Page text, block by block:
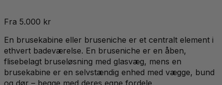
Fra 5.000 kr
En brusekabine eller bruseniche er et centralt element i
ethvert badeværelse. En bruseniche er en åben,
flisebelagt bruseløsning med glasvæg, mens en
brusekabine er en selvstændig enhed med vægge, bund
og dør – begge med deres egne fordele.